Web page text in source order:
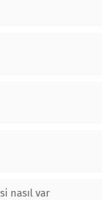
nasıl var